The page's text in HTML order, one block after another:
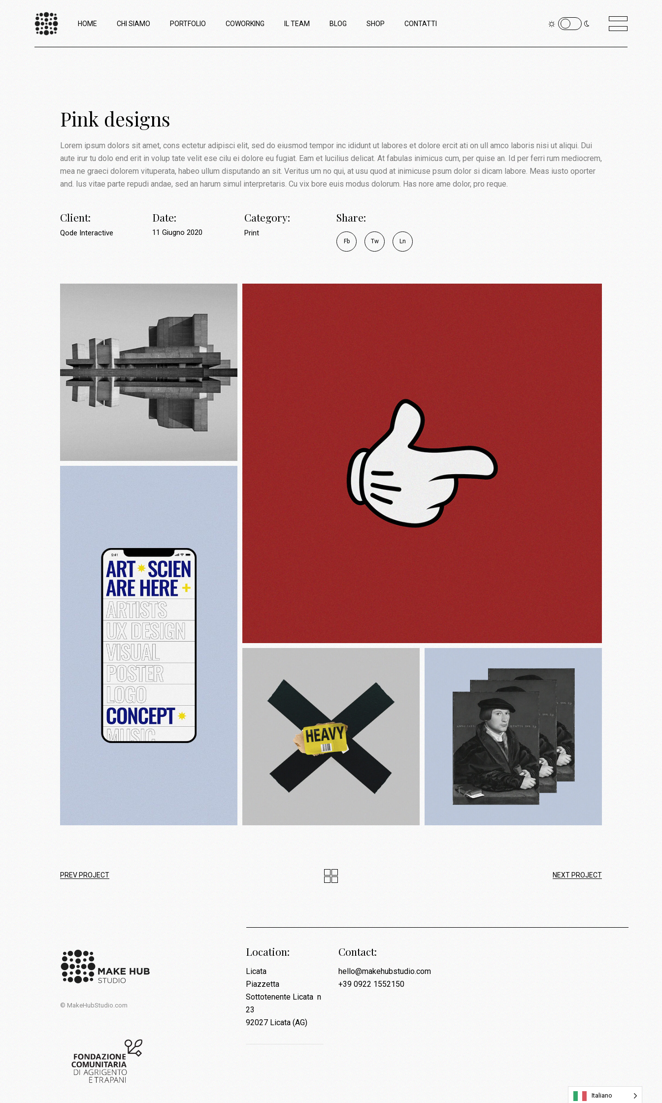
HOME CHI SIAMO PORTFOLIO COWORKING IL TEAM BLOG SHOP CONTATTI
Pink designs
Lorem ipsum dolors sit amet, cons ectetur adipisci elit, sed do eiusmod tempor inc ididunt ut labores et dolore ercit ati on ull amco laboris nisi ut aliqui. Dui
aute irur tu dolo end erit in volup tate velit ese cilu ei dolore eu fugiat. Eam et lucilius delicat. At fabulas inimicus cum, per quise an. Id per ferri rum mediocrem,
mea ne graeci dolorem vituperata, habeo ullum disputando an sit. Veritus um no qui, at usu quod at inimicuse psum dolor si dicam labore. Meas iusto oporter
and. Ius vitae parte repudi andae, sed an harum simul interpretaris. Cu vix bore euis modus dolorum. Has nore ame dolor, pro reque.
Client:
Qode Interactive
Date:
11 Giugno 2020
Category:
Print
Share:
Fb Tw Ln
PREV PROJECT NEXT PROJECT
© MakeHubStudio.com
Location:
Licata
Piazzetta
Sottotenente Licata n
23
92027 Licata (AG)
Contact:
hello@makehubstudio.com
+39 0922 1552150
Italiano